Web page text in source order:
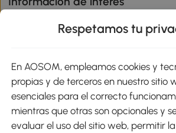
Métodos de Pago
Respetamos tu
En AOSOM, empleamos cookies y
propias y de terceros en nuestro sitio
esenciales para el correcto
mientras que otras son opcionales y
evaluar el uso del sitio web, permitir